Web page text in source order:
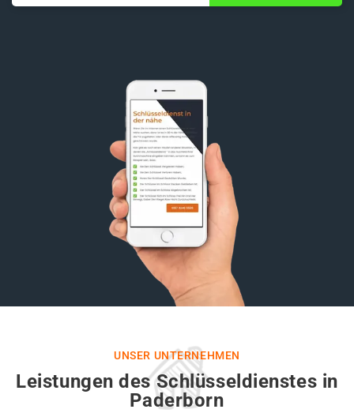
UNSER UNTERNEHMEN
Leistungen des Schlüsseldienstes in
Paderborn